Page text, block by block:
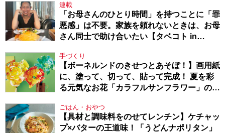
連載
「お母さんのひとり時間」を持つことに「罪
悪感」は不要。家族を頼れないときは、お母
さん同士で助け合いたい【タベコト in
手づくり
【ボーネルンドのきせつとあそぼ！】画用紙
に、塗って、切って、貼って完成！ 夏を彩
る元気なお花「カラフルサンフラワー」の作
ごはん・おやつ
【具材と調味料をのせてレンチン】ケチャッ
プ×バターの王道味！「うどんナポリタン」